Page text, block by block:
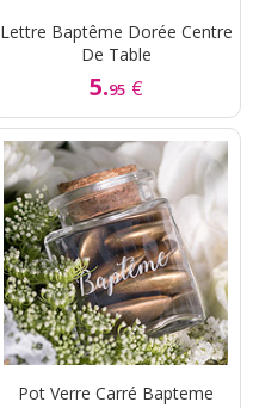
Lettre Baptême Dorée Centre
De Table
5.95 €
Pot Verre Carré Bapteme